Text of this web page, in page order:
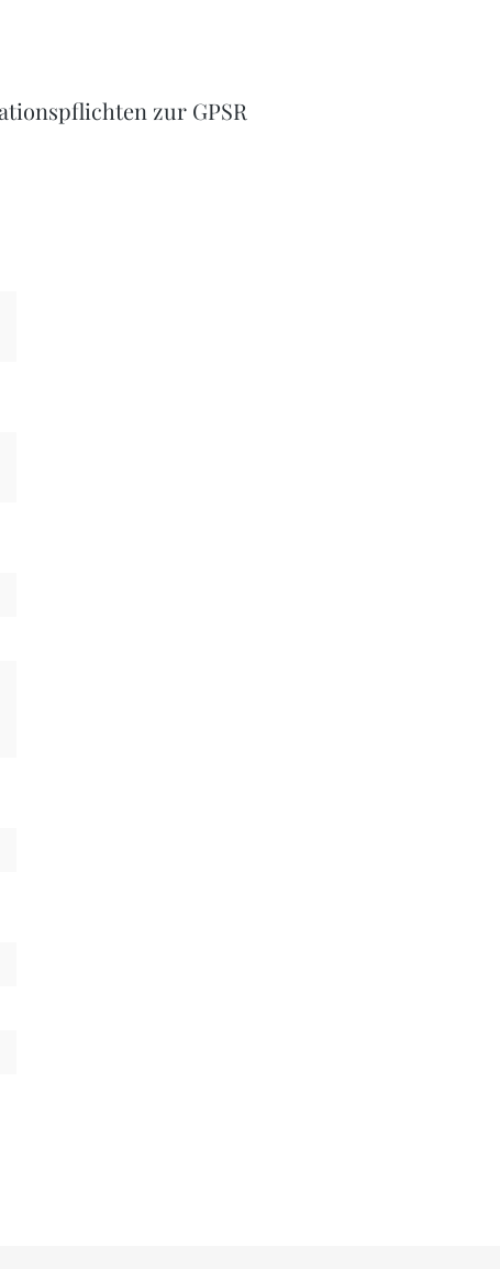
zur GPSR